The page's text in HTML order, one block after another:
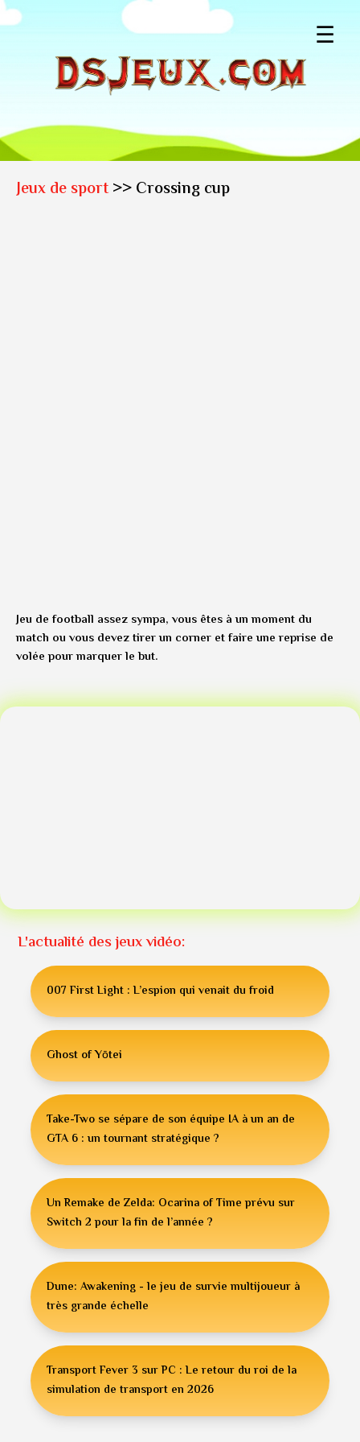
☰
Jeux de sport>> Crossing cup
Jeu de football assez sympa, vous êtes à un moment du
match ou vous devez tirer un corner et faire une reprise de
volée pour marquer le but.
L'actualité des jeux vidéo:
007 First Light : L’espion qui venait du froid
Ghost of Yōtei
Take-Two se sépare de son équipe IA à un an de
GTA 6 : un tournant stratégique ?
Un Remake de Zelda: Ocarina of Time prévu sur
Switch 2 pour la fin de l’année ?
Dune: Awakening - le jeu de survie multijoueur à
très grande échelle
Transport Fever 3 sur PC : Le retour du roi de la
simulation de transport en 2026